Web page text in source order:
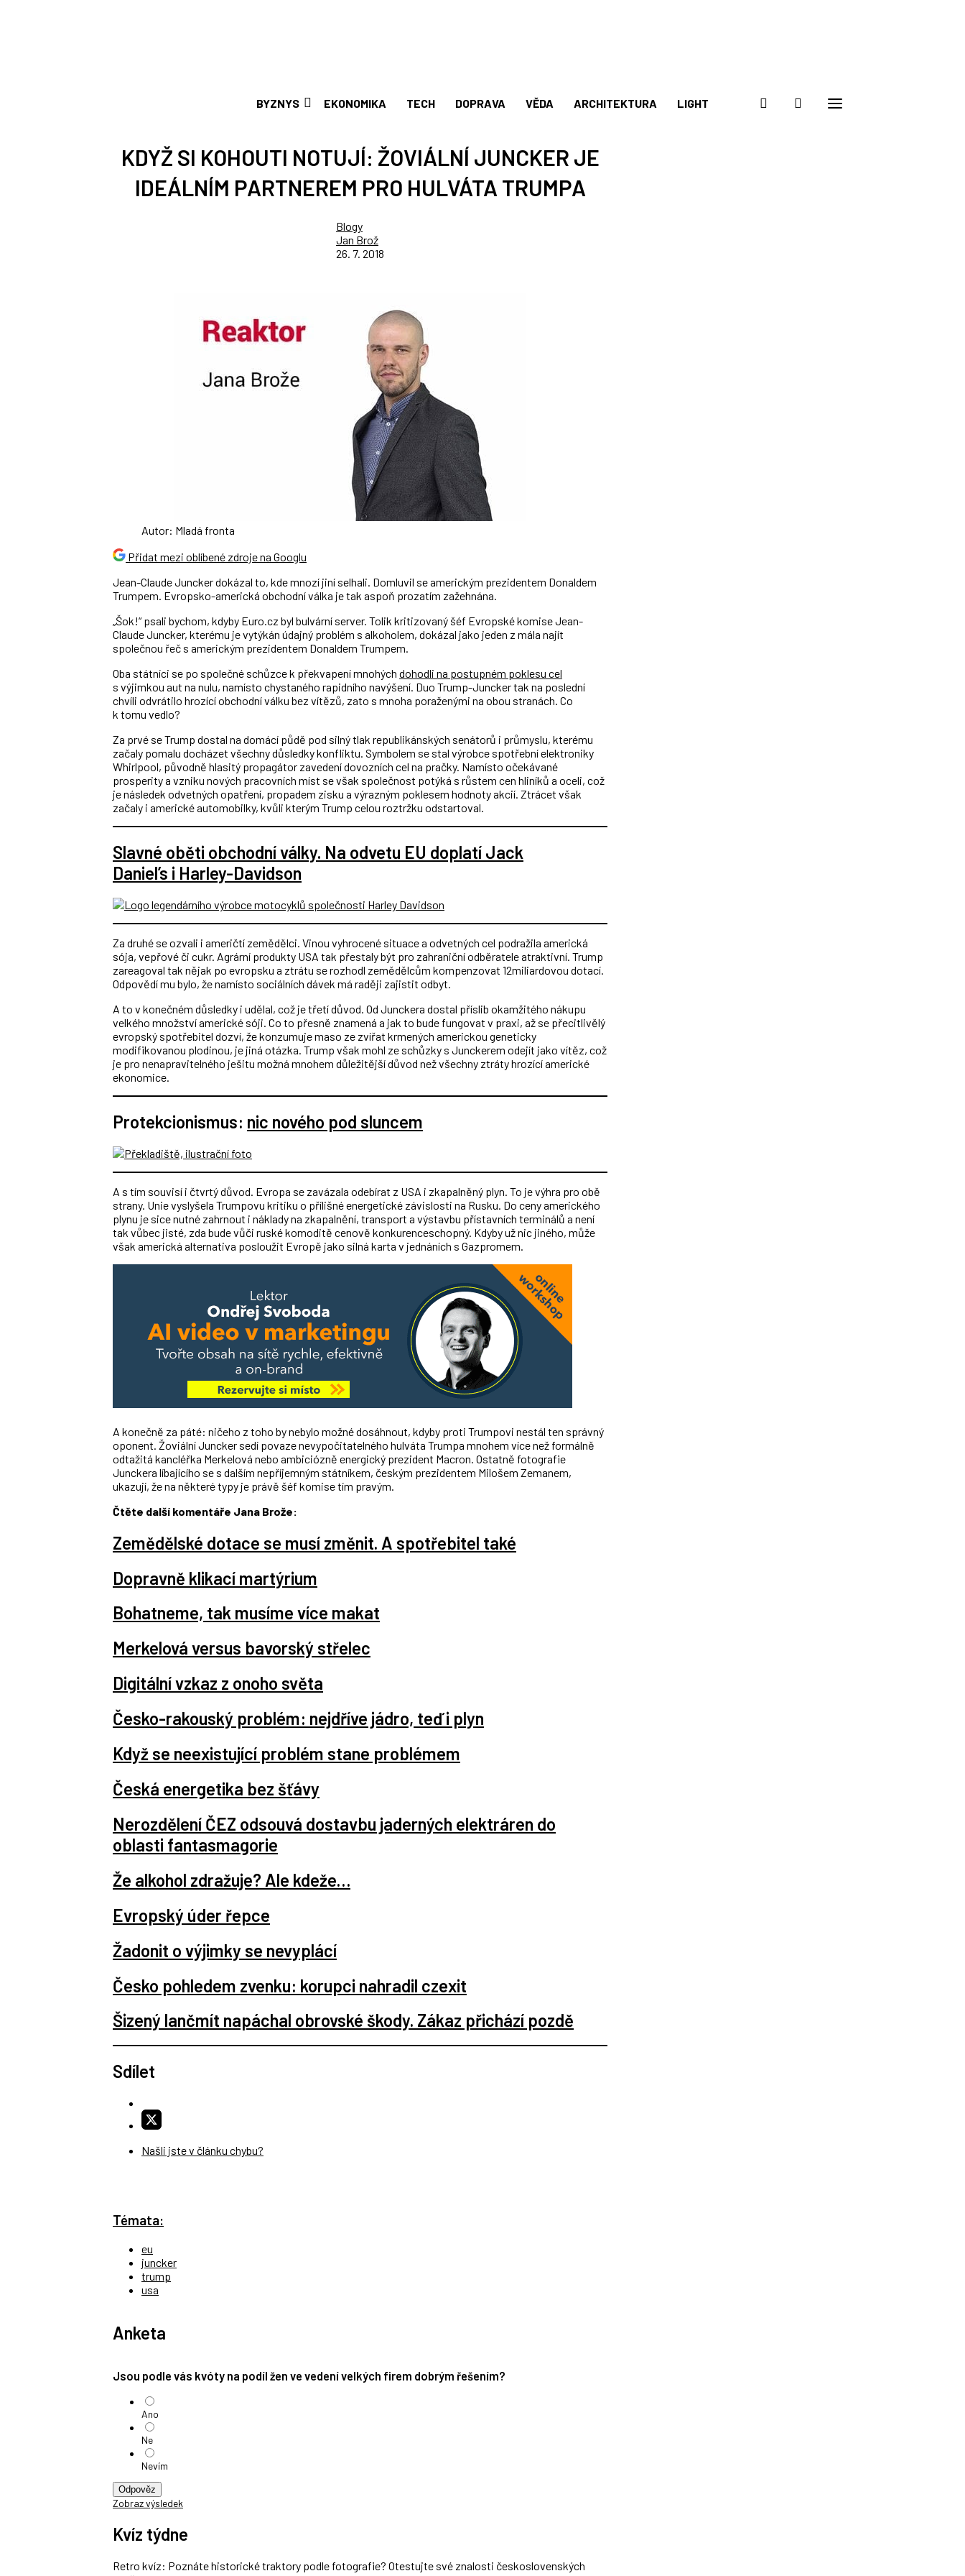
BYZNYS EKONOMIKA TECH DOPRAVA VĚDA ARCHITEKTURA LIGHT
KDYŽ SI KOHOUTI NOTUJÍ: ŽOVIÁLNÍ JUNCKER JE
IDEÁLNÍM PARTNEREM PRO HULVÁTA TRUMPA
Blogy
Jan Brož
26. 7. 2018
Autor: Mladá fronta
Přidat mezi oblíbené zdroje na Googlu
Jean-Claude Juncker dokázal to, kde mnozí jiní selhali. Domluvil se americkým prezidentem Donaldem
Trumpem. Evropsko-americká obchodní válka je tak aspoň prozatím zažehnána.
„Šok!“ psali bychom, kdyby Euro.cz byl bulvární server. Tolik kritizovaný šéf Evropské komise Jean-
Claude Juncker, kterému je vytýkán údajný problém s alkoholem, dokázal jako jeden z mála najít
společnou řeč s americkým prezidentem Donaldem Trumpem.
Oba státníci se po společné schůzce k překvapení mnohých dohodli na postupném poklesu cel
s výjimkou aut na nulu, namísto chystaného rapidního navýšení. Duo Trump-Juncker tak na poslední
chvíli odvrátilo hrozící obchodní válku bez vítězů, zato s mnoha poraženými na obou stranách. Co
k tomu vedlo?
Za prvé se Trump dostal na domácí půdě pod silný tlak republikánských senátorů i průmyslu, kterému
začaly pomalu docházet všechny důsledky konfliktu. Symbolem se stal výrobce spotřební elektroniky
Whirlpool, původně hlasitý propagátor zavedení dovozních cel na pračky. Namísto očekávané
prosperity a vzniku nových pracovních míst se však společnost potýká s růstem cen hliníků a oceli, což
je následek odvetných opatření, propadem zisku a výrazným poklesem hodnoty akcií. Ztrácet však
začaly i americké automobilky, kvůli kterým Trump celou roztržku odstartoval.
Slavné oběti obchodní války. Na odvetu EU doplatí Jack
Daniel’s i Harley-Davidson
Za druhé se ozvali i američtí zemědělci. Vinou vyhrocené situace a odvetných cel podražila americká
sója, vepřové či cukr. Agrární produkty USA tak přestaly být pro zahraniční odběratele atraktivní. Trump
zareagoval tak nějak po evropsku a ztrátu se rozhodl zemědělcům kompenzovat 12miliardovou dotací.
Odpovědí mu bylo, že namísto sociálních dávek má raději zajistit odbyt.
A to v konečném důsledky i udělal, což je třetí důvod. Od Junckera dostal příslib okamžitého nákupu
velkého množství americké sóji. Co to přesně znamená a jak to bude fungovat v praxi, až se přecitlivělý
evropský spotřebitel dozví, že konzumuje maso ze zvířat krmených americkou geneticky
modifikovanou plodinou, je jiná otázka. Trump však mohl ze schůzky s Junckerem odejít jako vítěz, což
je pro nenapravitelného ješitu možná mnohem důležitější důvod než všechny ztráty hrozící americké
ekonomice.
Protekcionismus: nic nového pod sluncem
A s tím souvisí i čtvrtý důvod. Evropa se zavázala odebírat z USA i zkapalněný plyn. To je výhra pro obě
strany. Unie vyslyšela Trumpovu kritiku o přílišné energetické závislosti na Rusku. Do ceny amerického
plynu je sice nutné zahrnout i náklady na zkapalnění, transport a výstavbu přístavních terminálů a není
tak vůbec jisté, zda bude vůči ruské komoditě cenově konkurenceschopný. Kdyby už nic jiného, může
však americká alternativa posloužit Evropě jako silná karta v jednáních s Gazpromem.
A konečně za páté: ničeho z toho by nebylo možné dosáhnout, kdyby proti Trumpovi nestál ten správný
oponent. Žoviální Juncker sedí povaze nevypočitatelného hulváta Trumpa mnohem více než formálně
odtažitá kancléřka Merkelová nebo ambiciózně energický prezident Macron. Ostatně fotografie
Junckera líbajícího se s dalším nepříjemným státníkem, českým prezidentem Milošem Zemanem,
ukazují, že na některé typy je právě šéf komise tím pravým.
Čtěte další komentáře Jana Brože:
Zemědělské dotace se musí změnit. A spotřebitel také
Dopravně klikací martýrium
Bohatneme, tak musíme více makat
Merkelová versus bavorský střelec
Digitální vzkaz z onoho světa
Česko-rakouský problém: nejdříve jádro, teď i plyn
Když se neexistující problém stane problémem
Česká energetika bez šťávy
Nerozdělení ČEZ odsouvá dostavbu jaderných elektráren do
oblasti fantasmagorie
Že alkohol zdražuje? Ale kdeže…
Evropský úder řepce
Žadonit o výjimky se nevyplácí
Česko pohledem zvenku: korupci nahradil czexit
Šizený lančmít napáchal obrovské škody. Zákaz přichází pozdě
Sdílet
Našli jste v článku chybu?
Témata:
eu
juncker
trump
usa
Anketa
Jsou podle vás kvóty na podíl žen ve vedení velkých firem dobrým řešením?
Ano
Ne
Nevím
Odpověz
Zobraz výsledek
Kvíz týdne
Retro kvíz: Poznáte historické traktory podle fotografie? Otestujte své znalosti československých